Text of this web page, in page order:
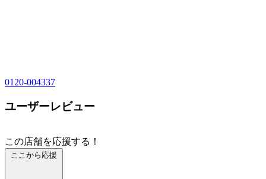
0120-004337
ユーザーレビュー
この店舗を応援する！
ここから応援